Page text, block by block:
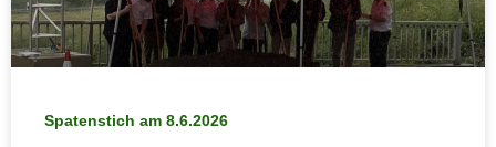
Spatenstich am 8.6.2026